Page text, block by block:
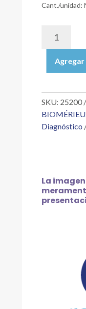
Cant./unidad:
ZYM
DE
25
Agregar
SKU: 25200
Diagnóstico
La